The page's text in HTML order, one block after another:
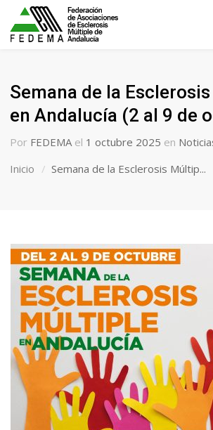
Semana de la
en Andalucía (2 al 9 de
Por FEDEMA el 1 octubre 2025 en
Inicio
Semana de la Esclerosis Múltip...